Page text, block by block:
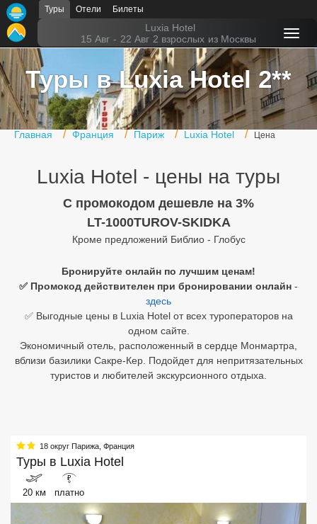
Туры Отели Билеты
Luxia Hotel
15 Авг - 22 Авг 2 взрослых из Москвы
Туры в Luxia Hotel 2**
Главная Франция Париж Luxia Hotel Цена
Luxia Hotel - цены на туры
C промокодом дешевле на 3%
LT-1000TUROV-SKIDKA
Кроме предложений Библио - Глобус
Бронируйте онлайн по лучшим ценам!
✅ Промокод действителен при бронировании онлайн -
здесь
✅ Выгодные цены в Luxia Hotel от всех туроператоров на
одном сайте.
Экономичный отель, расположенный в сердце Монмартра,
вблизи базилики Сакре-Кер. Подойдет для непритязательных
туристов и любителей экскурсионного отдыха.
18 округ Парижа Франция
Туры в Luxia Hotel
20 км
₽
платно
Главная
Горящие туры
Туры в Турцию
Туры в Египет
Офис г. Москва
Подборки отелей
Таиланд
ОАЭ
Египет
Вьетнам
Хайнань
Северный Гоа